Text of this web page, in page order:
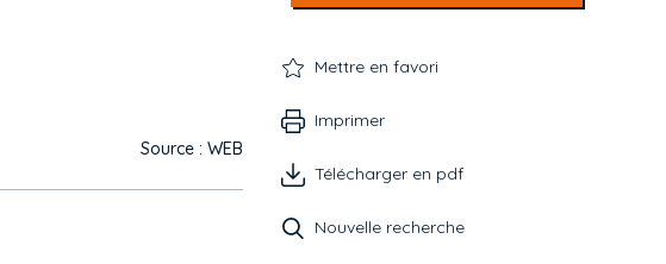
Source : WEB
Mettre en favori
Imprimer
Télécharger en pdf
Nouvelle recherche